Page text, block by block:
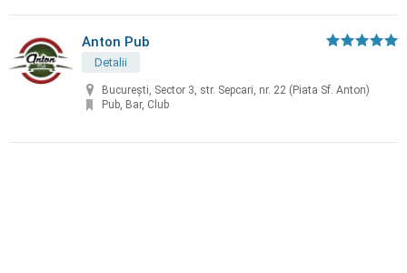
Anton Pub
Detalii
București, Sector 3, str. Sepcari, nr. 22 (Piata Sf. Anton)
Pub, Bar, Club